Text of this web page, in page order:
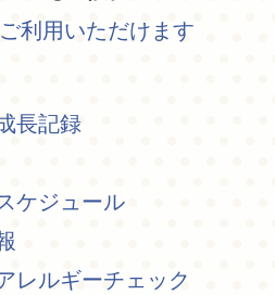
利用いただけます
長記録
ケジュール
レルギーチェック